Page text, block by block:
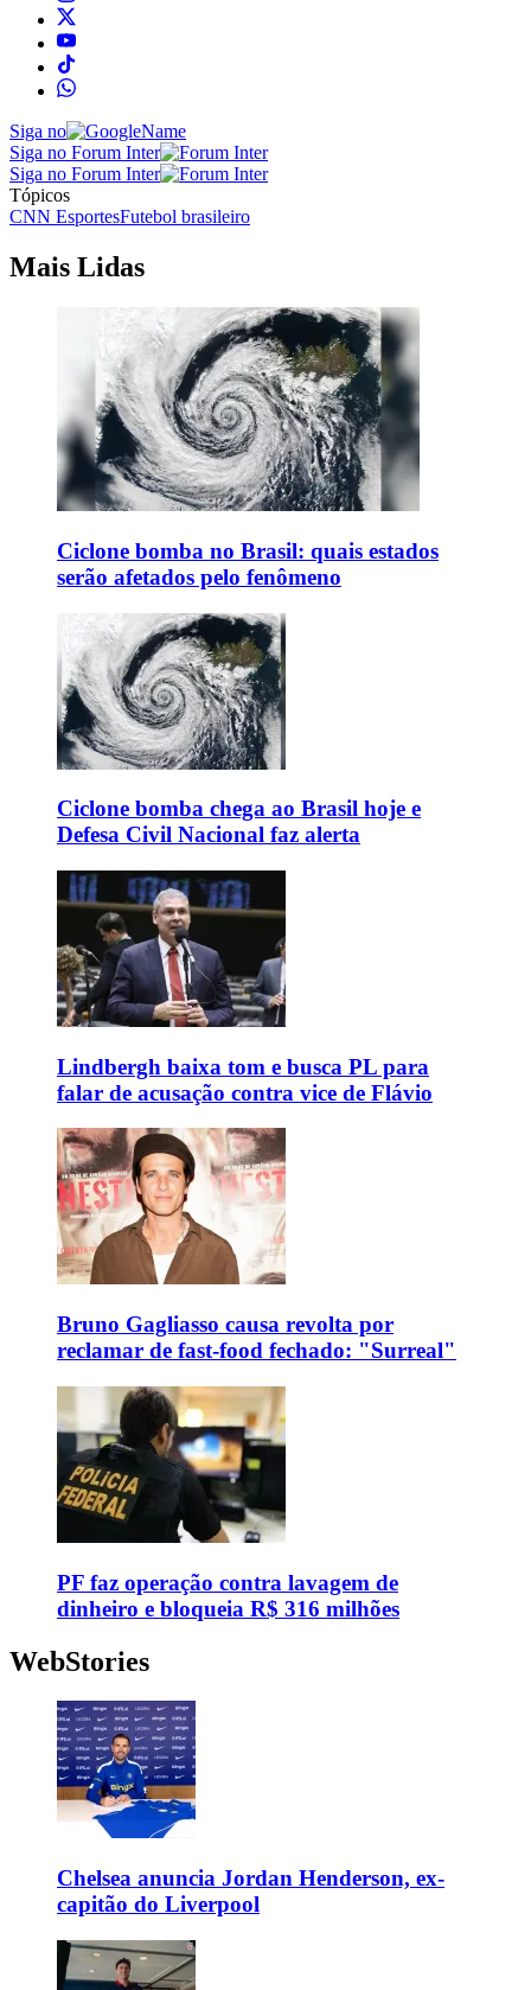
Siga no
Siga no Forum Inter
Siga no Forum Inter
Tópicos
CNN EsportesFutebol brasileiro
Mais Lidas
Ciclone bomba no Brasil: quais estados
serão afetados pelo fenômeno
Ciclone bomba chega ao Brasil hoje e
Defesa Civil Nacional faz alerta
Lindbergh baixa tom e busca PL para
falar de acusação contra vice de Flávio
Bruno Gagliasso causa revolta por
reclamar de fast-food fechado: "Surreal"
PF faz operação contra lavagem de
dinheiro e bloqueia R$ 316 milhões
WebStories
Chelsea anuncia Jordan Henderson, ex-
capitão do Liverpool